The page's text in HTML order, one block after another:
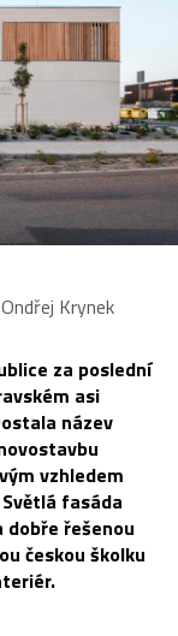
Ondřej Krynek
za poslední
asi
název
vzhledem
fasáda
dobře řešenou
českou školku